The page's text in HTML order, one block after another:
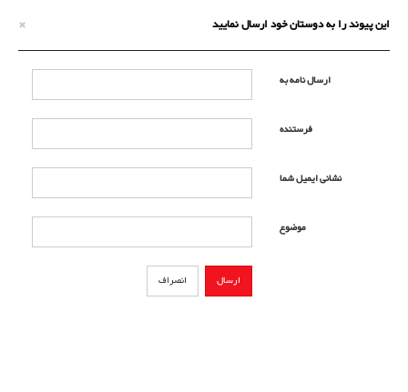
این پیوند را به دوستان خود ارسال نمایید ×
ارسال نامه به
فرستنده
نشانی ایمیل شما
موضوع
ارسال انصراف